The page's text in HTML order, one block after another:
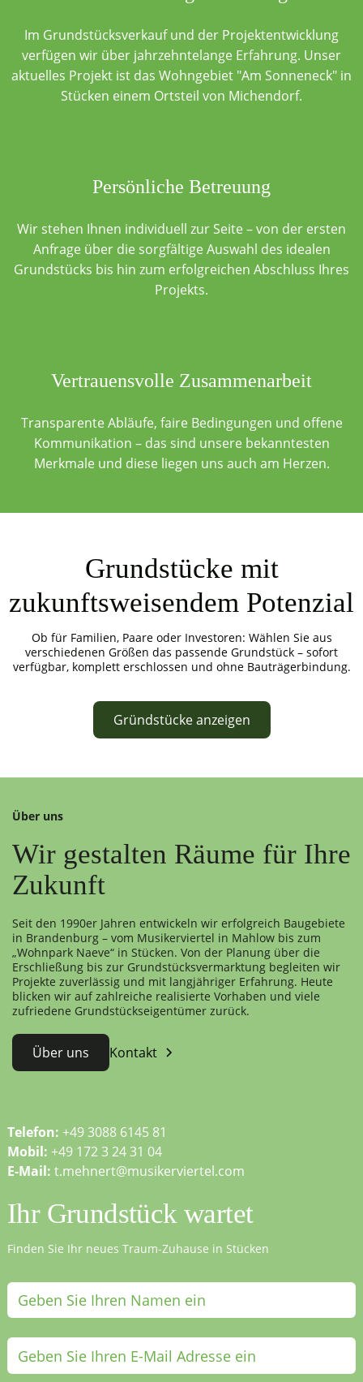
Im Grundstücksverkauf und der Projektentwicklung
verfügen wir über jahrzehntelange Erfahrung. Unser
aktuelles Projekt ist das Wohngebiet "Am Sonneneck" in
Stücken einem Ortsteil von Michendorf.
Persönliche Betreuung
Wir stehen Ihnen individuell zur Seite – von der ersten
Anfrage über die sorgfältige Auswahl des idealen
Grundstücks bis hin zum erfolgreichen Abschluss Ihres
Projekts.
Vertrauensvolle Zusammenarbeit
Transparente Abläufe, faire Bedingungen und offene
Kommunikation – das sind unsere bekanntesten
Merkmale und diese liegen uns auch am Herzen.
Grundstücke mit
zukunftsweisendem Potenzial
Ob für Familien, Paare oder Investoren: Wählen Sie aus
verschiedenen Größen das passende Grundstück – sofort
verfügbar, komplett erschlossen und ohne Bauträgerbindung.
Gründstücke anzeigen
Über uns
Wir gestalten Räume für Ihre
Zukunft
Seit den 1990er Jahren entwickeln wir erfolgreich Baugebiete
in Brandenburg – vom Musikerviertel in Mahlow bis zum
„Wohnpark Naeve“ in Stücken. Von der Planung über die
Erschließung bis zur Grundstücksvermarktung begleiten wir
Projekte zuverlässig und mit langjähriger Erfahrung. Heute
blicken wir auf zahlreiche realisierte Vorhaben und viele
zufriedene Grundstückseigentümer zurück.
Über uns Kontakt
Telefon: +49 3088 6145 81
Mobil: +49 172 3 24 31 04
E-Mail: t.mehnert@musikerviertel.com
Ihr Grundstück wartet
Finden Sie Ihr neues Traum-Zuhause in Stücken